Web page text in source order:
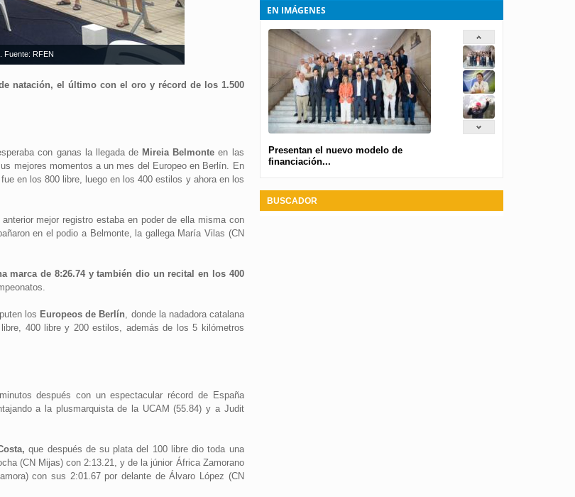
Fuente: RFEN
natación, el último con el oro y récord de los 1.500
con ganas la llegada de Mireia Belmonte en las
mejores momentos a un mes del Europeo en Berlín. En
en los 800 libre, luego en los 400 estilos y ahora en los
mejor registro estaba en poder de ella misma con
en el podio a Belmonte, la gallega María Vilas (CN
marca de 8:26.74 y también dio un recital en los 400
los Europeos de Berlín, donde la nadadora catalana
400 libre y 200 estilos, además de los 5 kilómetros
después con un espectacular récord de España
a la plusmarquista de la UCAM (55.84) y a Judit
que después de su plata del 100 libre dio toda una
(CN Mijas) con 2:13.21, y de la júnior África Zamorano
con sus 2:01.67 por delante de Álvaro López (CN
EN IMÁGENES
Presentan el nuevo modelo de
financiación...
BUSCADOR